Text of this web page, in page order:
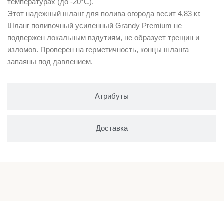
Атрибуты
Доставка
Этот надежный шланг для полива огорода весит 4,83 кг.
Шланг поливочный усиленный Grandy Premium не
подвержен локальным вздутиям, не образует трещин и
изломов. Проверен на герметичность, концы шланга
запаяны под давлением.